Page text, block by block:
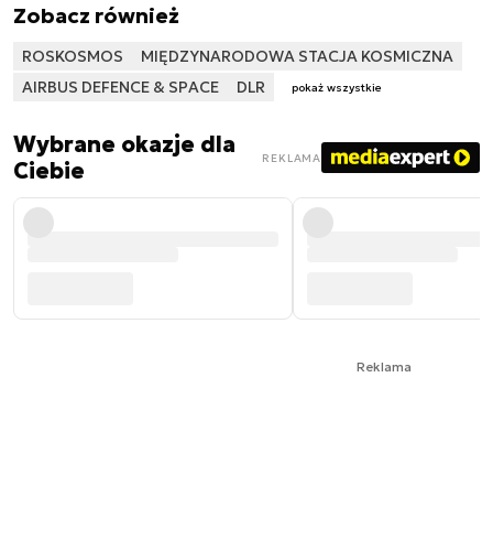
Zobacz również
ROSKOSMOS
MIĘDZYNARODOWA STACJA KOSMICZNA
AIRBUS DEFENCE & SPACE
DLR pokaż wszystkie
Wybrane okazje dla
Ciebie
REKLAMA
Reklama